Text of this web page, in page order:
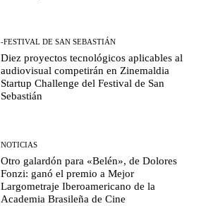
-FESTIVAL DE SAN SEBASTIÁN
Diez proyectos tecnológicos aplicables al
audiovisual competirán en Zinemaldia
Startup Challenge del Festival de San
Sebastián
NOTICIAS
Otro galardón para «Belén», de Dolores
Fonzi: ganó el premio a Mejor
Largometraje Iberoamericano de la
Academia Brasileña de Cine